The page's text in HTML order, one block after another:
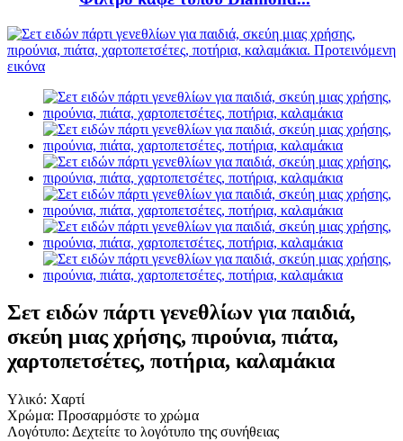
Σετ ειδών πάρτι γενεθλίων για παιδιά,
σκεύη μιας χρήσης, πιρούνια, πιάτα,
χαρτοπετσέτες, ποτήρια, καλαμάκια
Υλικό: Χαρτί
Χρώμα: Προσαρμόστε το χρώμα
Λογότυπο: Δεχτείτε το λογότυπο της συνήθειας